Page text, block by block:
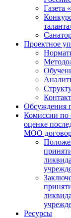
Проектное
Обсуждения
Комиссии по
оценке
МОО
Ресурсы